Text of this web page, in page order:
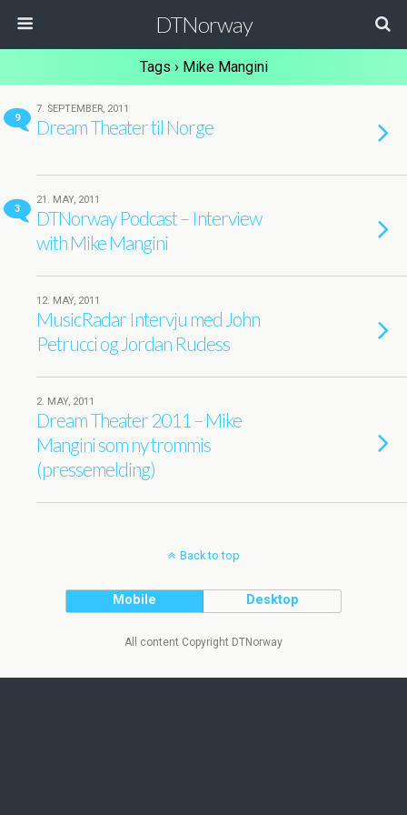
DTNorway
Tags › Mike Mangini
9
7. SEPTEMBER, 2011
Dream Theater til Norge
3
21. MAY, 2011
DTNorway Podcast – Interview
with Mike Mangini
12. MAY, 2011
MusicRadar Intervju med John
Petrucci og Jordan Rudess
2. MAY, 2011
Dream Theater 2011 – Mike
Mangini som ny trommis
(pressemelding)
Back to top
Mobile Desktop
All content Copyright DTNorway